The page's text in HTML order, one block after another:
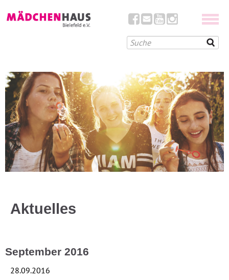
Aktuelles
September 2016
28.09.2016